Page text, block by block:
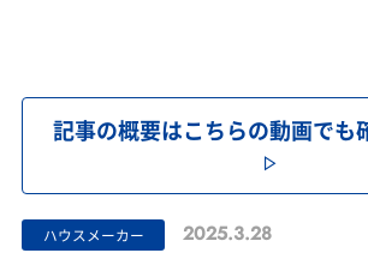
記事の概要はこちらの動画でも
ハウスメーカー 2025.3.28